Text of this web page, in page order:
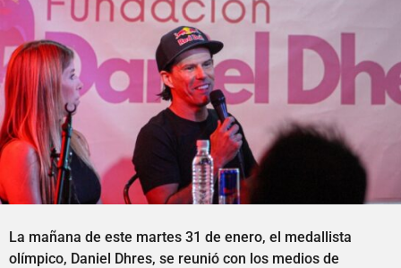
o
La mañana de este martes 31 de enero, el medallista
olímpico, Daniel Dhres, se reunió con los medios de